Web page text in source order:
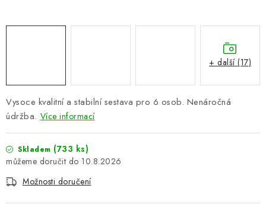
NOVINKY
Nákup na splátky ESSOX
Vysoce kvalitní a stabilní sestava pro 6 osob. Nenáročná
údržba. Více informací
Skladem (733 ks)
10.8.2026
Možnosti doručení
+ další (17)